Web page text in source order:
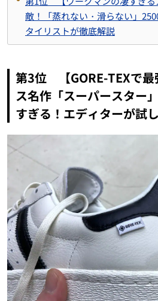
敵！「蒸れない・滑らない」
タイリストが徹底解説
第3位 【GORE-TEXで最
ス名作「スーパースター
すぎる！エディターが試